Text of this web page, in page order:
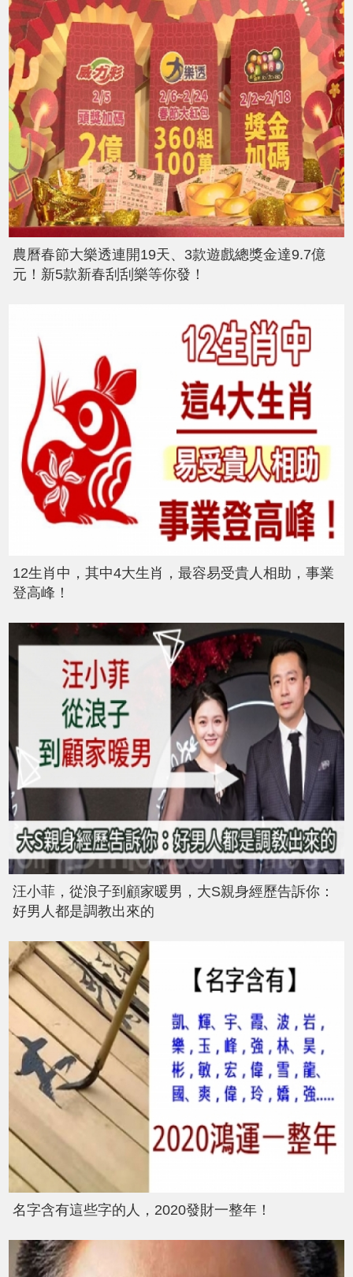
農曆春節大樂透連開19天、3款遊戲總獎金達9.7億
元！新5款新春刮刮樂等你發！
12生肖中，其中4大生肖，最容易受貴人相助，事業
登高峰！
汪小菲，從浪子到顧家暖男，大S親身經歷告訴你：
好男人都是調教出來的
名字含有這些字的人，2020發財一整年！